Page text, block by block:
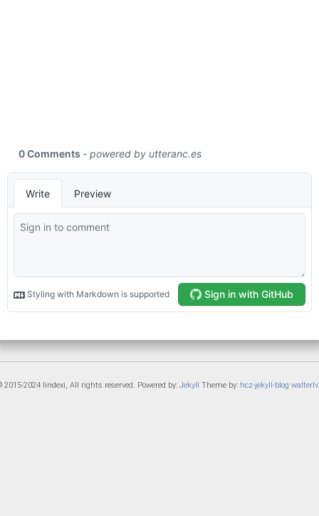
2015-2024 lindexi, All rights reserved. Powered by: Jekyll Theme by: hcz-jekyll-blog walterlv